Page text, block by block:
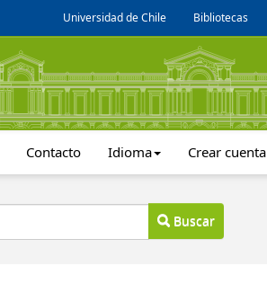
Universidad de Chile Bibliotecas
Contacto Idioma Crear cuenta
Buscar